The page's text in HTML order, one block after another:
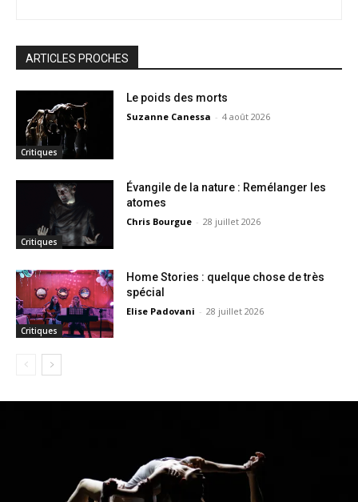
ARTICLES PROCHES
Critiques
Le poids des morts
Suzanne Canessa - 4 août 2026
Critiques
Évangile de la nature : Remélanger les
atomes
Chris Bourgue - 28 juillet 2026
Critiques
Home Stories : quelque chose de très
spécial
Elise Padovani - 28 juillet 2026